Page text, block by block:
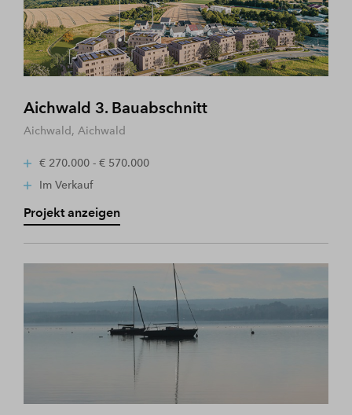
Aichwald 3. Bauabschnitt
Aichwald, Aichwald
€ 270.000 - € 570.000
Im Verkauf
Projekt anzeigen